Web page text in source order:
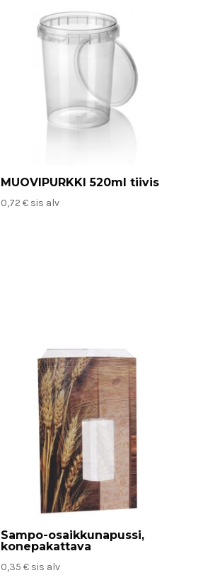
MUOVIPURKKI 520ml tiivis
0,72€ sis alv
Sampo-osaikkunapussi,
konepakattava
0,35€ sis alv